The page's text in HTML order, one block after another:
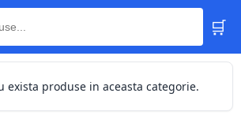
🛒
exista produse in aceasta categorie.